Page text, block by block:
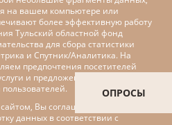
ОПРОСЫ
на вашем компьютере или
более эффективную работу
Тульский областной фонд
для сбора статистики
и Спутник/Аналитика. На
предпочтения посетителей
и предложения, делаем наш
Вы соглашаетесь на
данных в соответствии с